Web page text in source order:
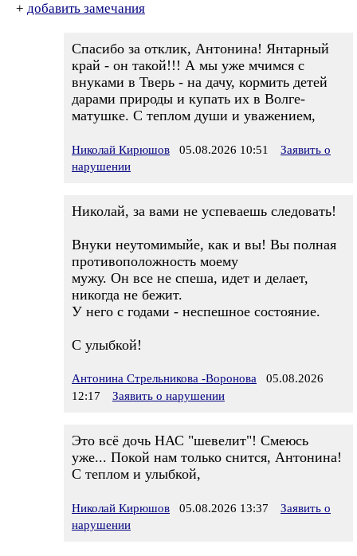
+ добавить замечания
Спасибо за отклик, Антонина! Янтарный
край - он такой!!! А мы уже мчимся с
внуками в Тверь - на дачу, кормить детей
дарами природы и купать их в Волге-
матушке. С теплом души и уважением,
Николай Кирюшов 05.08.2026 10:51
Заявить о
нарушении
Николай, за вами не успеваешь следовать!
Внуки неутомимыйе, как и вы! Вы полная
противоположность моему
мужу. Он все не спеша, идет и делает,
никогда не бежит.
У него с годами - неспешное состояние.
С улыбкой!
Антонина Стрельникова -Воронова 05.08.2026
12:17
Заявить о нарушении
Это всё дочь НАС "шевелит"! Смеюсь
уже... Покой нам только снится, Антонина!
С теплом и улыбкой,
Николай Кирюшов 05.08.2026 13:37
Заявить о
нарушении